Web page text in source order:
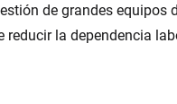
de grandes equipos
la dependencia